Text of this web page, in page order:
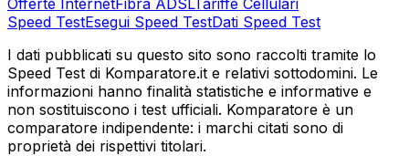
Speed TestEsegui Speed TestDati Speed Test
I dati pubblicati su questo sito sono raccolti tramite lo
Speed Test di Komparatore.it e relativi sottodomini. Le
informazioni hanno finalità statistiche e informative e
non sostituiscono i test ufficiali. Komparatore è un
comparatore indipendente: i marchi citati sono di
proprietà dei rispettivi titolari.